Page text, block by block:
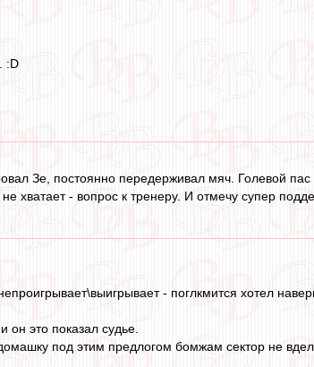
:D
Зе, постоянно передерживал мяч. Голевой
хватает - вопрос к тренеру. И отмечу супер
- поглкмится хотел
это показал судье.
под этим предлогом бомжам сектор не